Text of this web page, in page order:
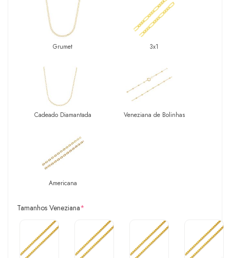
Grumet 3x1
Cadeado Diamantada Veneziana de Bolinhas
Americana
Tamanhos Veneziana*